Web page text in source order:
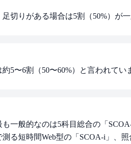
切りがある場合は5割（50%）
5〜6割（50〜60%）と言われて
一般的なのは5科目総合の「
る短時間Web型の「SCOA-i」、